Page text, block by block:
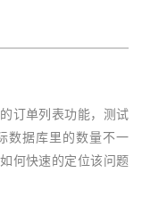
订单列表功能，测试
数据库里的数量不一
何快速的定位该问题